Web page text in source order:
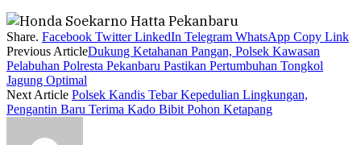
Share. Facebook Twitter LinkedIn Telegram WhatsApp Copy Link
Previous ArticleDukung Ketahanan Pangan, Polsek Kawasan
Pelabuhan Polresta Pekanbaru Pastikan Pertumbuhan Tongkol
Jagung Optimal
Next Article Polsek Kandis Tebar Kepedulian Lingkungan,
Pengantin Baru Terima Kado Bibit Pohon Ketapang